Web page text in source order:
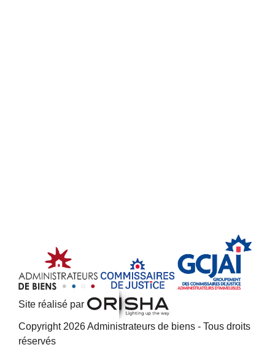
Site réalisé par
Copyright 2026 Administrateurs de biens - Tous droits
réservés